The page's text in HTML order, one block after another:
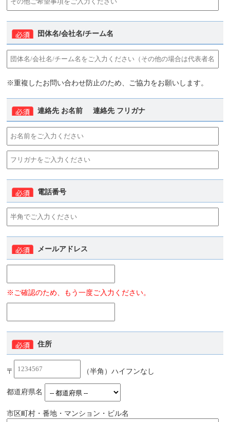
団体名/会社名/チーム名
※重複したお問い合わせ防止のため、ご協力をお願いします。
連絡先 お名前 連絡先 フリガナ
電話番号
メールアドレス
※ご確認のため、もう一度ご入力ください。
住所
〒 （半角）ハイフンなし
都道府県名
市区町村・番地・マンション・ビル名